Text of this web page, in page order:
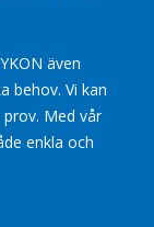
även
behov. Vi kan
Med vår
enkla och